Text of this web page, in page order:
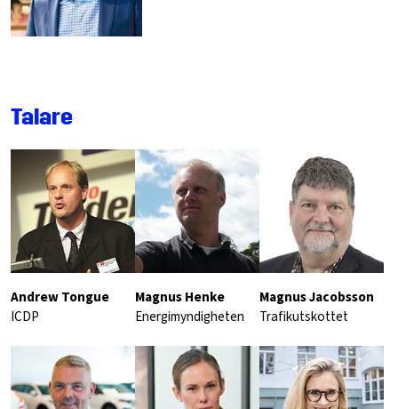
Talare
Andrew Tongue
ICDP
Magnus Henke
Energimyndigheten
Magnus Jacobsson
Trafikutskottet